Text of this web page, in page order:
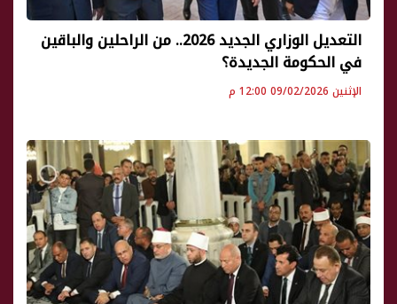
التعديل الوزاري الجديد 2026.. من الراحلين والباقين
في الحكومة الجديدة؟
الإثنين 09/02/2026 12:00 م